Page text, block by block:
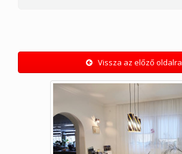
Vissza az előző oldalra